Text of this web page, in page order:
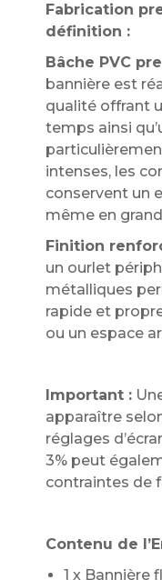
Fabrication
définition :
Bâche PVC
bannière est
qualité offrant
temps ainsi
intenses, les
conservent un
même en
Finition
un ourlet
métalliques
rapide et
ou un espace
Important :
apparaître
réglages
3% peut
contraintes de
Contenu de
1 x Bannière